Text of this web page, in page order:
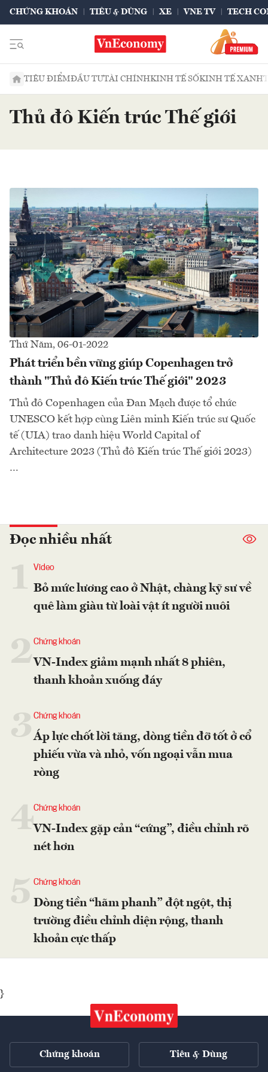
CHỨNG KHOÁN TIÊU & DÙNG XE VNE TV TECH
TIÊU ĐIỂMĐẦU TƯTÀI CHÍNHKINH TẾ SỐKINH TẾ XANH
Thủ đô Kiến trúc Thế giới
Thứ Năm, 06-01-2022
Phát triển bền vững giúp Copenhagen trở
thành "Thủ đô Kiến trúc Thế giới" 2023
Thủ đô Copenhagen của Đan Mạch được tổ chức
UNESCO kết hợp cùng Liên minh Kiến trúc sư Quốc
tế (UIA) trao danh hiệu World Capital of
Architecture 2023 (Thủ đô Kiến trúc Thế giới 2023)
…
Đọc nhiều nhất
Video
Bỏ mức lương cao ở Nhật, chàng kỹ sư về
quê làm giàu từ loài vật ít người nuôi
2Chứng khoán
VN-Index giảm mạnh nhất 8 phiên,
thanh khoản xuống đáy
Chứng khoán
Áp lực chốt lời tăng, dòng tiền đỡ tốt ở cổ
phiếu vừa và nhỏ, vốn ngoại vẫn mua
ròng
4Chứng khoán
VN-Index gặp cản “cứng”, điều chỉnh rõ
nét hơn
Chứng khoán
Dòng tiền “hãm phanh” đột ngột, thị
trường điều chỉnh diện rộng, thanh
khoản cực thấp
}
Chứng khoán Tiêu & Dùng